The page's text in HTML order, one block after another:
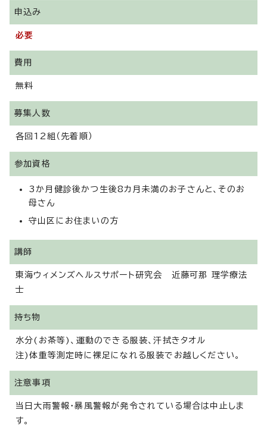
申込み
必要
費用
無料
募集人数
各回12組（先着順）
参加資格
3か月健診後かつ生後8カ月未満のお子さんと、そのお
母さん
守山区にお住まいの方
講師
東海ウィメンズヘルスサポート研究会 近藤可那 理学療法
士
持ち物
水分(お茶等)、運動のできる服装、汗拭きタオル
注)体重等測定時に裸足になれる服装でお越しください。
注意事項
当日大雨警報・暴風警報が発令されている場合は中止しま
す。